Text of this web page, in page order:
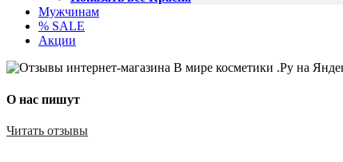
Мужчинам
% SALE
Акции
О нас пишут
Читать отзывы